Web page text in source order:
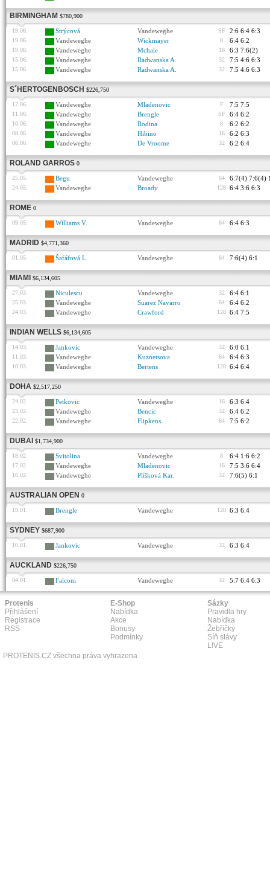
BIRMINGHAM $780,900
19.06. Strýcová Vandeweghe SF 2:6 6:4 6:3
19.06. Vandeweghe Wickmayer 8 6:4 6:2
19.06. Vandeweghe Mchale 16 6:3 7:6(2)
15.06. Vandeweghe Radwanska A. 32 7:5 4:6 6:3
15.06. Vandeweghe Radwanska A. 32 7:5 4:6 6:3
S´HERTOGENBOSCH $226,750
12.06. Vandeweghe Mladenovic F 7:5 7:5
11.06. Vandeweghe Brengle SF 6:4 6:2
10.06. Vandeweghe Rodina 8 6:2 6:2
08.06. Vandeweghe Hibino 16 6:2 6:3
06.06. Vandeweghe De Vroome 32 6:2 6:4
ROLAND GARROS 0
25.05. Begu Vandeweghe 64 6:7(4) 7:6(4)
24.05. Vandeweghe Broady 128 6:4 3:6 6:3
ROME 0
09.05. Williams V. Vandeweghe 64 6:4 6:3
MADRID $4,771,360
01.05. Šafářová L. Vandeweghe 64 7:6(4) 6:1
MIAMI $6,134,605
27.03. Niculescu Vandeweghe 32 6:4 6:1
25.03. Vandeweghe Suarez Navarro 64 6:4 6:2
24.03. Vandeweghe Crawford 128 6:4 7:5
INDIAN WELLS $6,134,605
14.03. Jankovic Vandeweghe 32 6:0 6:1
11.03. Vandeweghe Kuznetsova 64 6:4 6:3
10.03. Vandeweghe Bertens 128 6:4 6:4
DOHA $2,517,250
24.02. Petkovic Vandeweghe 16 6:3 6:4
23.02. Vandeweghe Bencic 32 6:4 6:2
22.02. Vandeweghe Flipkens 64 7:5 6:2
DUBAI $1,734,900
18.02. Svitolina Vandeweghe 8 6:4 1:6 6:2
17.02. Vandeweghe Mladenovic 16 7:5 3:6 6:4
16.02. Vandeweghe Plíšková Kar. 32 7:6(5) 6:1
AUSTRALIAN OPEN 0
19.01. Brengle Vandeweghe 128 6:3 6:4
SYDNEY $687,900
10.01. Jankovic Vandeweghe 32 6:3 6:4
AUCKLAND $226,750
04.01. Falconi Vandeweghe 32 5:7 6:4 6:3
Protenis
Přihlášení
Registrace
RSS
E-Shop
Nabídka
Akce
Bonusy
Podmínky
Sázky
Pravidla hry
Nabídka
Žebříčky
Síň slávy
L!VE
PROTENIS.CZ všechna práva vyhrazena